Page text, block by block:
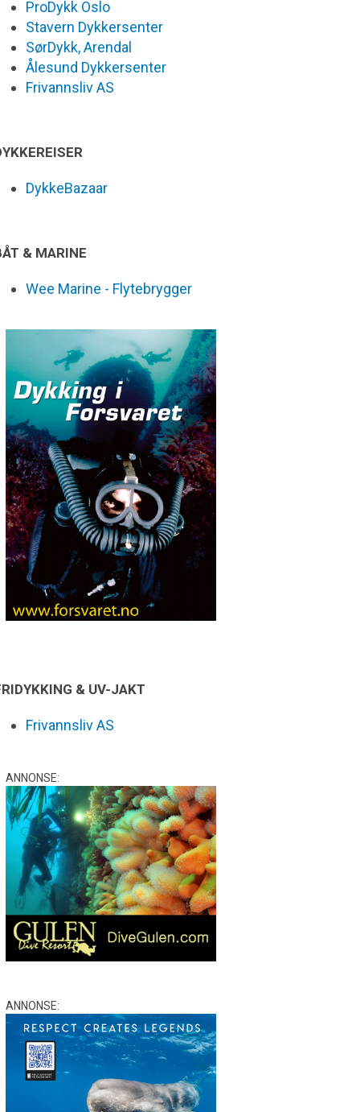
ProDykk Oslo
Stavern Dykkersenter
SørDykk, Arendal
Ålesund Dykkersenter
Frivannsliv AS
DykkeBazaar
& MARINE
Wee Marine - Flytebrygger
& UV-JAKT
Frivannsliv AS
ANNONSE:
ANNONSE: